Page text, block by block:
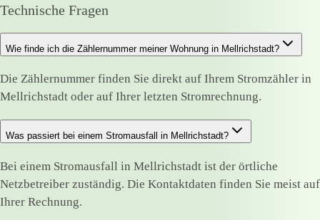
Technische Fragen
Wie finde ich die Zählernummer meiner Wohnung in Mellrichstadt?
Die Zählernummer finden Sie direkt auf Ihrem Stromzähler in
Mellrichstadt oder auf Ihrer letzten Stromrechnung.
Was passiert bei einem Stromausfall in Mellrichstadt?
Bei einem Stromausfall in Mellrichstadt ist der örtliche
Netzbetreiber zuständig. Die Kontaktdaten finden Sie meist auf
Ihrer Rechnung.